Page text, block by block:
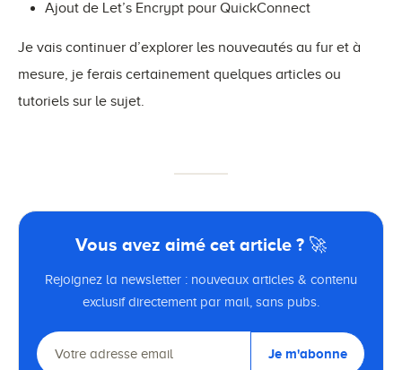
Ajout de Let’s Encrypt pour QuickConnect
Je vais continuer d’explorer les nouveautés au fur et à
mesure, je ferais certainement quelques articles ou
tutoriels sur le sujet.
Vous avez aimé cet article ? 🚀
Rejoignez la newsletter : nouveaux articles & contenu
exclusif directement par mail, sans pubs.
Je m'abonne